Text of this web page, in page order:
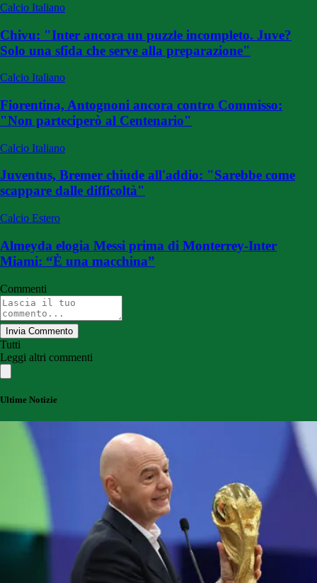
Calcio Italiano
Chivu: "Inter ancora un puzzle incompleto. Juve?
Solo una sfida che serve alla preparazione"
Calcio Italiano
Fiorentina, Antognoni ancora contro Commisso:
"Non parteciperò al Centenario"
Calcio Italiano
Juventus, Bremer chiude all'addio: "Sarebbe come
scappare dalle difficoltà"
Calcio Estero
Almeyda elogia Messi prima di Monterrey-Inter
Miami: “È una macchina”
Commenti
Invia Commento
Tutti
Leggi altri commenti
Ultime Notizie